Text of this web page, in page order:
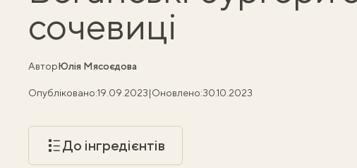
сочевиці
АвторЮлія Мясоєдова
Опубліковано:19.09.2023|Оновлено:30.10.2023
До інгредієнтів